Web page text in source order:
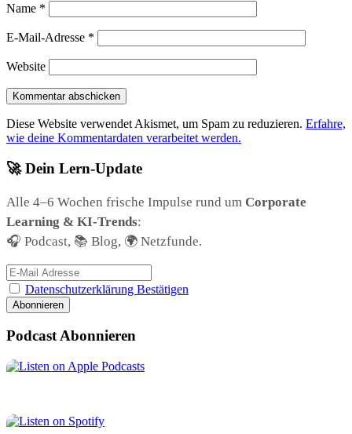
Name *
E-Mail-Adresse *
Website
Diese Website verwendet Akismet, um Spam zu reduzieren. Erfahre,
wie deine Kommentardaten verarbeitet werden.
🚀 Dein Lern-Update
Alle 4–6 Wochen frische Impulse rund um Corporate
Learning & KI-Trends:
🎧 Podcast, 📚 Blog, 🌍 Netzfunde.
Datenschutzerklärung Bestätigen
Podcast Abonnieren